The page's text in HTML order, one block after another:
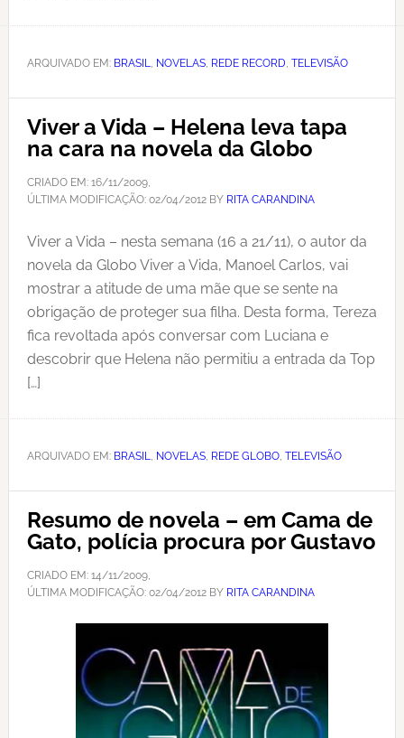
ARQUIVADO EM: BRASIL, NOVELAS, REDE RECORD, TELEVISÃO
Viver a Vida – Helena leva tapa
na cara na novela da Globo
CRIADO EM: 16/11/2009,
ÚLTIMA MODIFICAÇÃO: 02/04/2012BY RITA CARANDINA
Viver a Vida – nesta semana (16 a 21/11), o autor da
novela da Globo Viver a Vida, Manoel Carlos, vai
mostrar a atitude de uma mãe que se sente na
obrigação de proteger sua filha. Desta forma, Tereza
fica revoltada após conversar com Luciana e
descobrir que Helena não permitiu a entrada da Top
[…]
ARQUIVADO EM: BRASIL, NOVELAS, REDE GLOBO, TELEVISÃO
Resumo de novela – em Cama de
Gato, polícia procura por Gustavo
CRIADO EM: 14/11/2009,
ÚLTIMA MODIFICAÇÃO: 02/04/2012BY RITA CARANDINA